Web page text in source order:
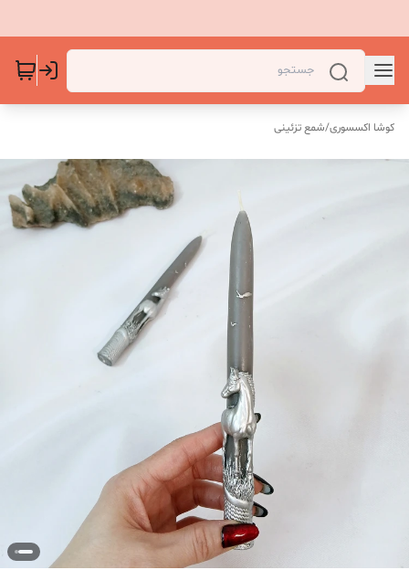
کوشا اکسسوری/شمع تزئینی